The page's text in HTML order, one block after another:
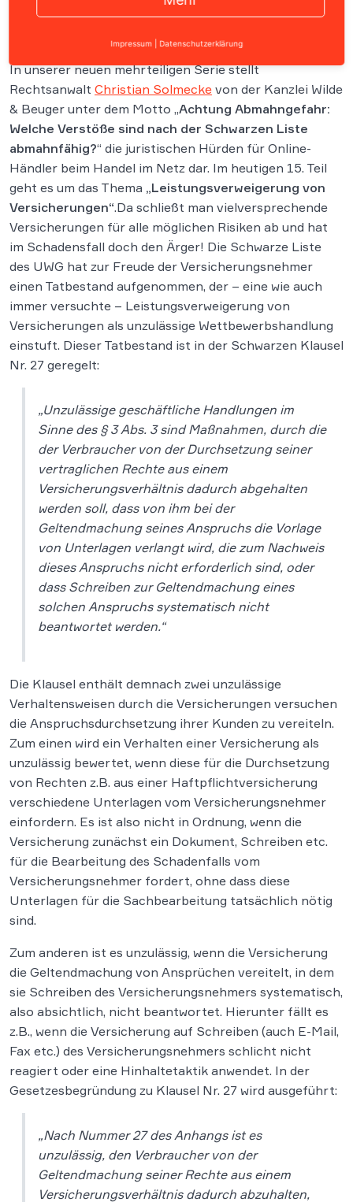
In unserer neuen mehrteiligen Serie stellt
Rechtsanwalt Christian Solmecke von der Kanzlei Wilde
& Beuger unter dem Motto „Achtung Abmahngefahr:
Welche Verstöße sind nach der Schwarzen Liste
abmahnfähig?“ die juristischen Hürden für Online-
Händler beim Handel im Netz dar. Im heutigen 15. Teil
geht es um das Thema „Leistungsverweigerung von
Versicherungen“.Da schließt man vielversprechende
Versicherungen für alle möglichen Risiken ab und hat
im Schadensfall doch den Ärger! Die Schwarze Liste
des UWG hat zur Freude der Versicherungsnehmer
einen Tatbestand aufgenommen, der – eine wie auch
immer versuchte – Leistungsverweigerung von
Versicherungen als unzulässige Wettbewerbshandlung
einstuft. Dieser Tatbestand ist in der Schwarzen Klausel
Nr. 27 geregelt:
„Unzulässige geschäftliche Handlungen im
Sinne des § 3 Abs. 3 sind Maßnahmen, durch die
der Verbraucher von der Durchsetzung seiner
vertraglichen Rechte aus einem
Versicherungsverhältnis dadurch abgehalten
werden soll, dass von ihm bei der
Geltendmachung seines Anspruchs die Vorlage
von Unterlagen verlangt wird, die zum Nachweis
dieses Anspruchs nicht erforderlich sind, oder
dass Schreiben zur Geltendmachung eines
solchen Anspruchs systematisch nicht
beantwortet werden.“
Die Klausel enthält demnach zwei unzulässige
Verhaltensweisen durch die Versicherungen versuchen
die Anspruchsdurchsetzung ihrer Kunden zu vereiteln.
Zum einen wird ein Verhalten einer Versicherung als
unzulässig bewertet, wenn diese für die Durchsetzung
von Rechten z.B. aus einer Haftpflichtversicherung
verschiedene Unterlagen vom Versicherungsnehmer
einfordern. Es ist also nicht in Ordnung, wenn die
Versicherung zunächst ein Dokument, Schreiben etc.
für die Bearbeitung des Schadenfalls vom
Versicherungsnehmer fordert, ohne dass diese
Unterlagen für die Sachbearbeitung tatsächlich nötig
sind.
Zum anderen ist es unzulässig, wenn die Versicherung
die Geltendmachung von Ansprüchen vereitelt, in dem
sie Schreiben des Versicherungsnehmers systematisch,
also absichtlich, nicht beantwortet. Hierunter fällt es
z.B., wenn die Versicherung auf Schreiben (auch E-Mail,
Fax etc.) des Versicherungsnehmers schlicht nicht
reagiert oder eine Hinhaltetaktik anwendet. In der
Gesetzesbegründung zu Klausel Nr. 27 wird ausgeführt:
„Nach Nummer 27 des Anhangs ist es
unzulässig, den Verbraucher von der
Geltendmachung seiner Rechte aus einem
Versicherungsverhältnis dadurch abzuhalten,
Impressum Datenschutzerklärung